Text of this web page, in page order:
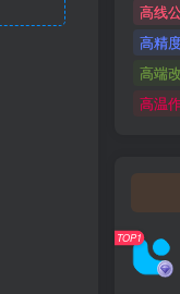
高线
高精
高端
高温
TOP1